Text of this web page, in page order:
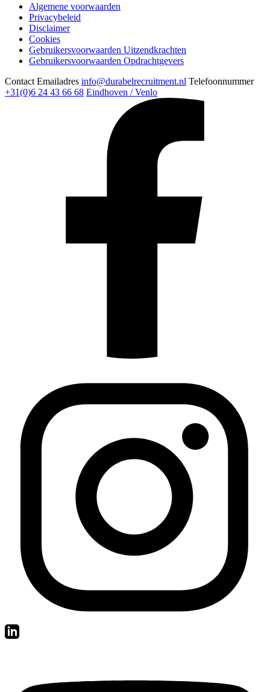
Algemene voorwaarden
Privacybeleid
Disclaimer
Cookies
Gebruikersvoorwaarden Uitzendkrachten
Gebruikersvoorwaarden Opdrachtgevers
Contact Emailadres info@durabelrecruitment.nl Telefoonnummer
+31(0)6 24 43 66 68 Eindhoven / Venlo